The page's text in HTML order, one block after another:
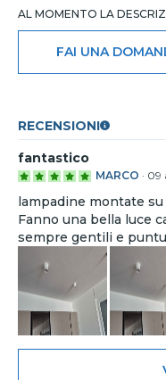
AL MOMENTO LA
FAI UNA
RECENSIONI
fantastico
MARCO · 09
lampadine montate
Fanno una bella luce
sempre gentili e